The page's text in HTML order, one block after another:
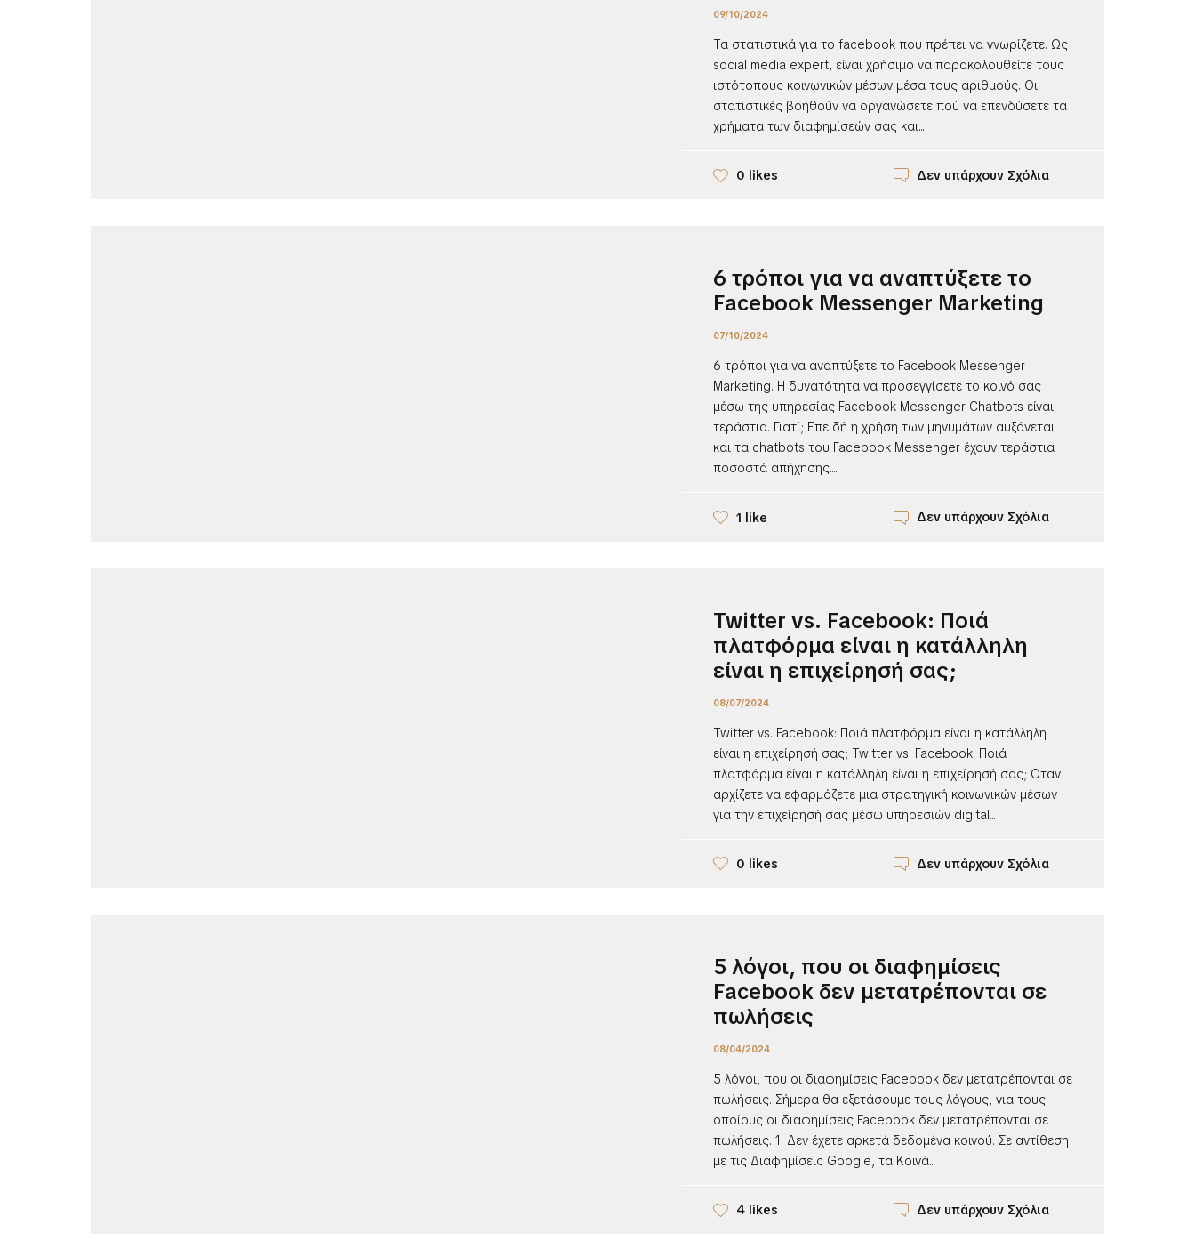
09/10/2024
Τα στατιστικά για το facebook που πρέπει να γνωρίζετε. Ως
social media expert, είναι χρήσιμο να παρακολουθείτε τους
ιστότοπους κοινωνικών μέσων μέσα τους αριθμούς. Οι
στατιστικές βοηθούν να οργανώσετε πού να επενδύσετε τα
χρήματα των διαφημίσεών σας και...
0 likes Δεν υπάρχουν Σχόλια
6 τρόποι για να αναπτύξετε το
Facebook Messenger Marketing
07/10/2024
6 τρόποι για να αναπτύξετε το Facebook Messenger
Marketing. Η δυνατότητα να προσεγγίσετε το κοινό σας
μέσω της υπηρεσίας Facebook Messenger Chatbots είναι
τεράστια. Γιατί; Επειδή η χρήση των μηνυμάτων αυξάνεται
και τα chatbots του Facebook Messenger έχουν τεράστια
ποσοστά απήχησης....
1 like Δεν υπάρχουν Σχόλια
Twitter vs. Facebook: Ποιά
πλατφόρμα είναι η κατάλληλη
είναι η επιχείρησή σας;
08/07/2024
Twitter vs. Facebook: Ποιά πλατφόρμα είναι η κατάλληλη
είναι η επιχείρησή σας; Twitter vs. Facebook: Ποιά
πλατφόρμα είναι η κατάλληλη είναι η επιχείρησή σας; Όταν
αρχίζετε να εφαρμόζετε μια στρατηγική κοινωνικών μέσων
για την επιχείρησή σας μέσω υπηρεσιών digital...
0 likes Δεν υπάρχουν Σχόλια
5 λόγοι, που οι διαφημίσεις
Facebook δεν μετατρέπονται σε
πωλήσεις
08/04/2024
5 λόγοι, που οι διαφημίσεις Facebook δεν μετατρέπονται σε
πωλήσεις. Σήμερα θα εξετάσουμε τους λόγους, για τους
οποίους οι διαφημίσεις Facebook δεν μετατρέπονται σε
πωλήσεις. 1. Δεν έχετε αρκετά δεδομένα κοινού. Σε αντίθεση
με τις Διαφημίσεις Google, τα Κοινά...
4 likes Δεν υπάρχουν Σχόλια